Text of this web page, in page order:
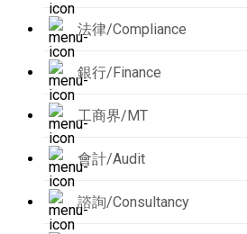
法律/Compliance
銀行/Finance
工商界/MT
會計/Audit
諮詢/Consultancy